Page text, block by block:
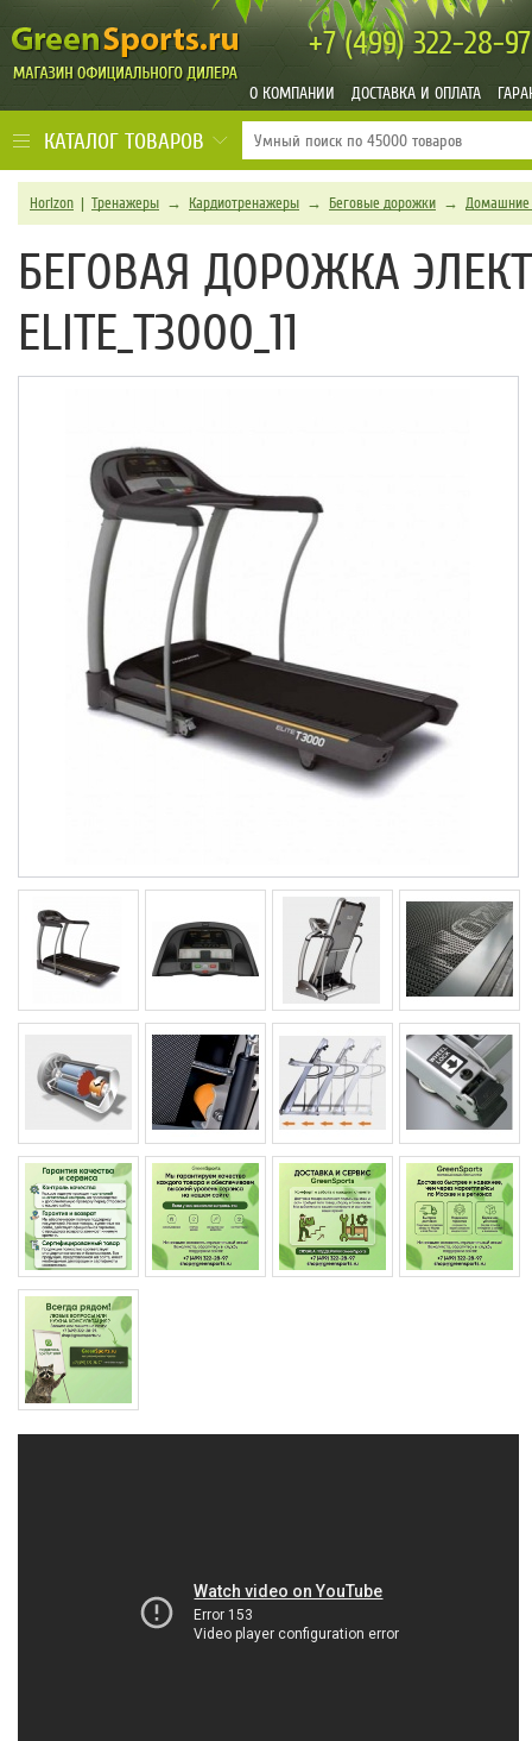
+7 (499)322-28-97
О КОМПАНИИ ДОСТАВКА И ОПЛАТА
КАТАЛОГ ТОВАРОВ
Horizon | Тренажеры → Кардиотренажеры → Беговые дорожки → Домашние
БЕГОВАЯ ДОРОЖКА
ELITE_T3000_11